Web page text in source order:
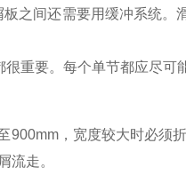
之间还需要用缓冲系统。
重要。每个单节都应尽可
，宽度较大时必须
流走。